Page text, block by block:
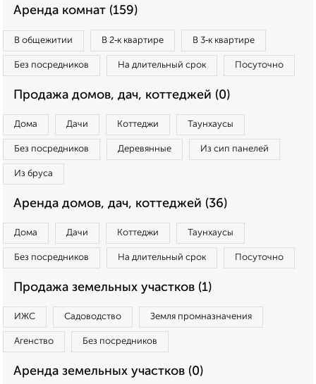
Аренда комнат (159)
В общежитии В 2‑к квартире В 3‑к квартире
Без посредников На длительный срок Посуточно
Продажа домов, дач, коттеджей (0)
Дома Дачи Коттеджи Таунхаусы
Без посредников Деревянные Из сип панелей
Из бруса
Аренда домов, дач, коттеджей (36)
Дома Дачи Коттеджи Таунхаусы
Без посредников На длительный срок Посуточно
Продажа земельных участков (1)
ИЖС Садоводство Земля промназначения
Агенство Без посредников
Аренда земельных участков (0)